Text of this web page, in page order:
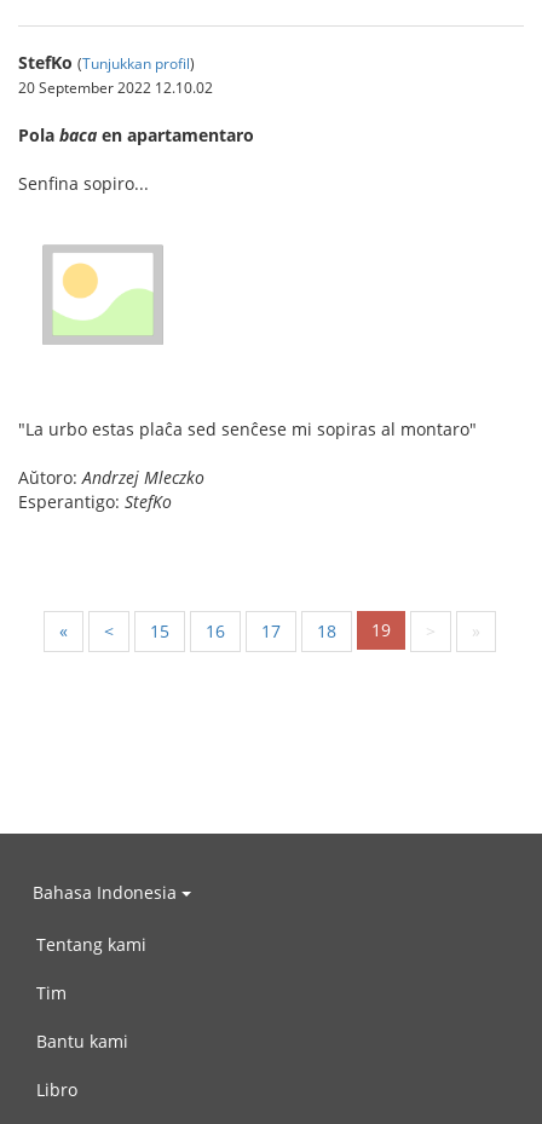
StefKo (Tunjukkan profil)
20 September 2022 12.10.02
Pola baca en apartamentaro
Senfina sopiro...
"La urbo estas plaĉa sed senĉese mi sopiras al montaro"
Aŭtoro:Andrzej Mleczko
Esperantigo: StefKo
« < 15 16 17 18 19 > »
Bahasa Indonesia
Tentang kami
Tim
Bantu kami
Libro